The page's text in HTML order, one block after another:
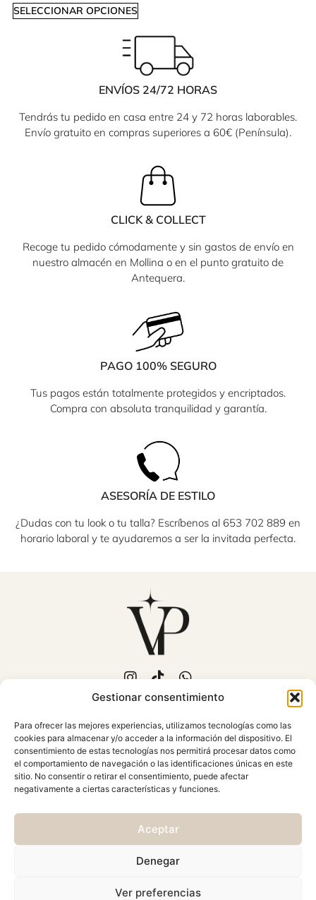
Gestionar consentimiento
Para ofrecer las mejores experiencias, utilizamos tecnologías como las
cookies para almacenar y/o acceder a la información del dispositivo. El
consentimiento de estas tecnologías nos permitirá procesar datos como
el comportamiento de navegación o las identificaciones únicas en este
sitio. No consentir o retirar el consentimiento, puede afectar
negativamente a ciertas características y funciones.
Aceptar
Denegar
Ver preferencias
SELECCIONAR OPCIONES
ENVÍOS 24/72 HORAS
Tendrás tu pedido en casa entre 24 y 72 horas laborables.
Envío gratuito en compras superiores a 60€ (Península).
CLICK & COLLECT
Recoge tu pedido cómodamente y sin gastos de envío en
nuestro almacén en Mollina o en el punto gratuito de
Antequera.
PAGO 100% SEGURO
Tus pagos están totalmente protegidos y encriptados.
Compra con absoluta tranquilidad y garantía.
ASESORÍA DE ESTILO
¿Dudas con tu look o tu talla? Escríbenos al 653 702 889 en
horario laboral y te ayudaremos a ser la invitada perfecta.
C/Fuente Piedra, 15
Mollina (Málaga)
Atención al cliente: Lunes a
Viernes 10:00 - 18:00
CONDICIONES GENERALES
CAMBIOS Y DEVOLUCIONES